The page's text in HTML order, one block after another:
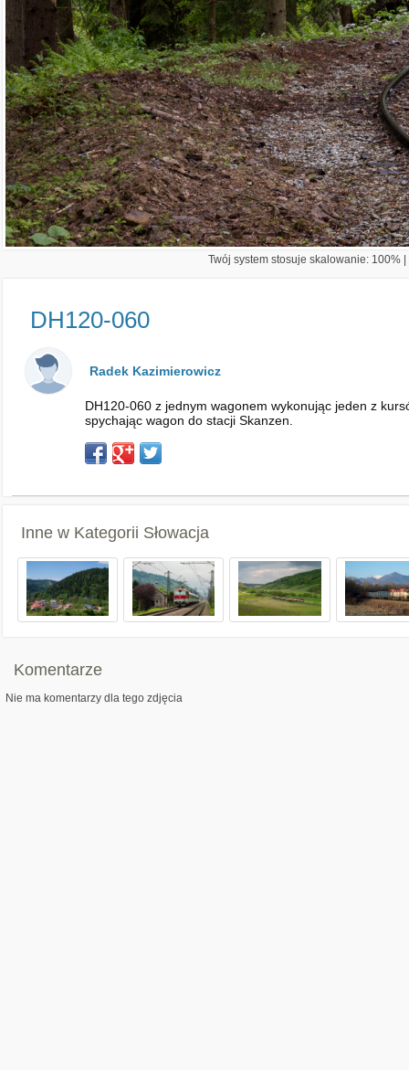
Twój system stosuje skalowanie: 100%
DH120-060
Radek Kazimierowicz
DH120-060 z jednym wagonem wykonując jeden z
spychając wagon do stacji Skanzen.
Inne w Kategorii Słowacja
Komentarze
Nie ma komentarzy dla tego zdjęcia